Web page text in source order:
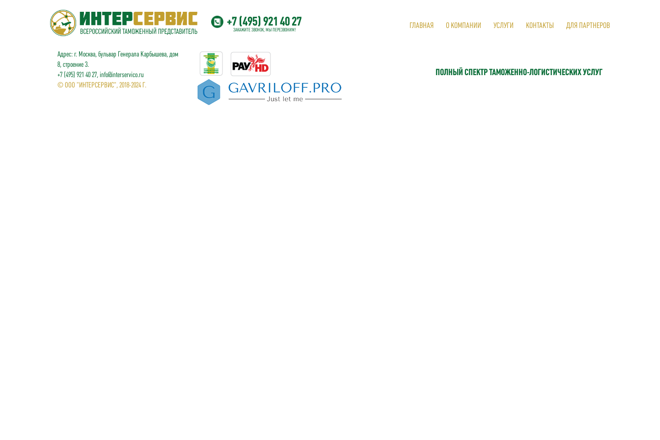
+7 (495) 921 40 27
ЗАКАЖИТЕ ЗВОНОК, МЫ ПЕРЕЗВОНИМ! ГЛАВНАЯ О КОМПАНИИ УСЛУГИ КОНТАКТЫ ДЛЯ ПАРТНЕРОВ
Адрес: г. Москва, бульвар Генерала Карбышева, дом
8, строение 3.
+7 (495) 921 40 27, info@interservico.ru
© ООО "ИНТЕРСЕРВИС", 2018-2024 Г.
ПОЛНЫЙ СПЕКТР ТАМОЖЕННО-ЛОГИСТИЧЕСКИХ УСЛУГ